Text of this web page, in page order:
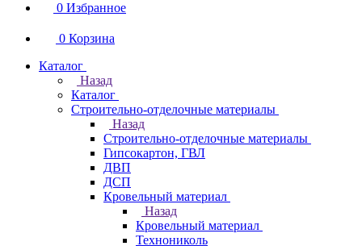
0 Избранное
0 Корзина
Каталог
Назад
Каталог
Строительно-отделочные материалы
Назад
Строительно-отделочные материалы
Гипсокартон, ГВЛ
ДВП
ДСП
Кровельный материал
Назад
Кровельный материал
Технониколь